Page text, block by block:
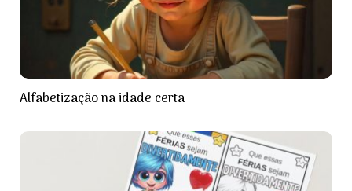
Alfabetização na idade certa